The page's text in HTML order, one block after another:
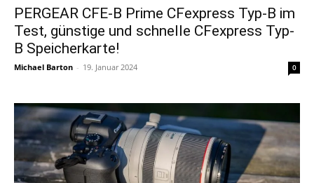
PERGEAR CFE-B Prime CFexpress Typ-B im
Test, günstige und schnelle CFexpress Typ-
B Speicherkarte!
Michael Barton - 19. Januar 2024 0